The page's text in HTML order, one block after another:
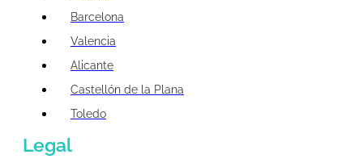
Barcelona
Valencia
Alicante
Castellón de la Plana
Toledo
Legal